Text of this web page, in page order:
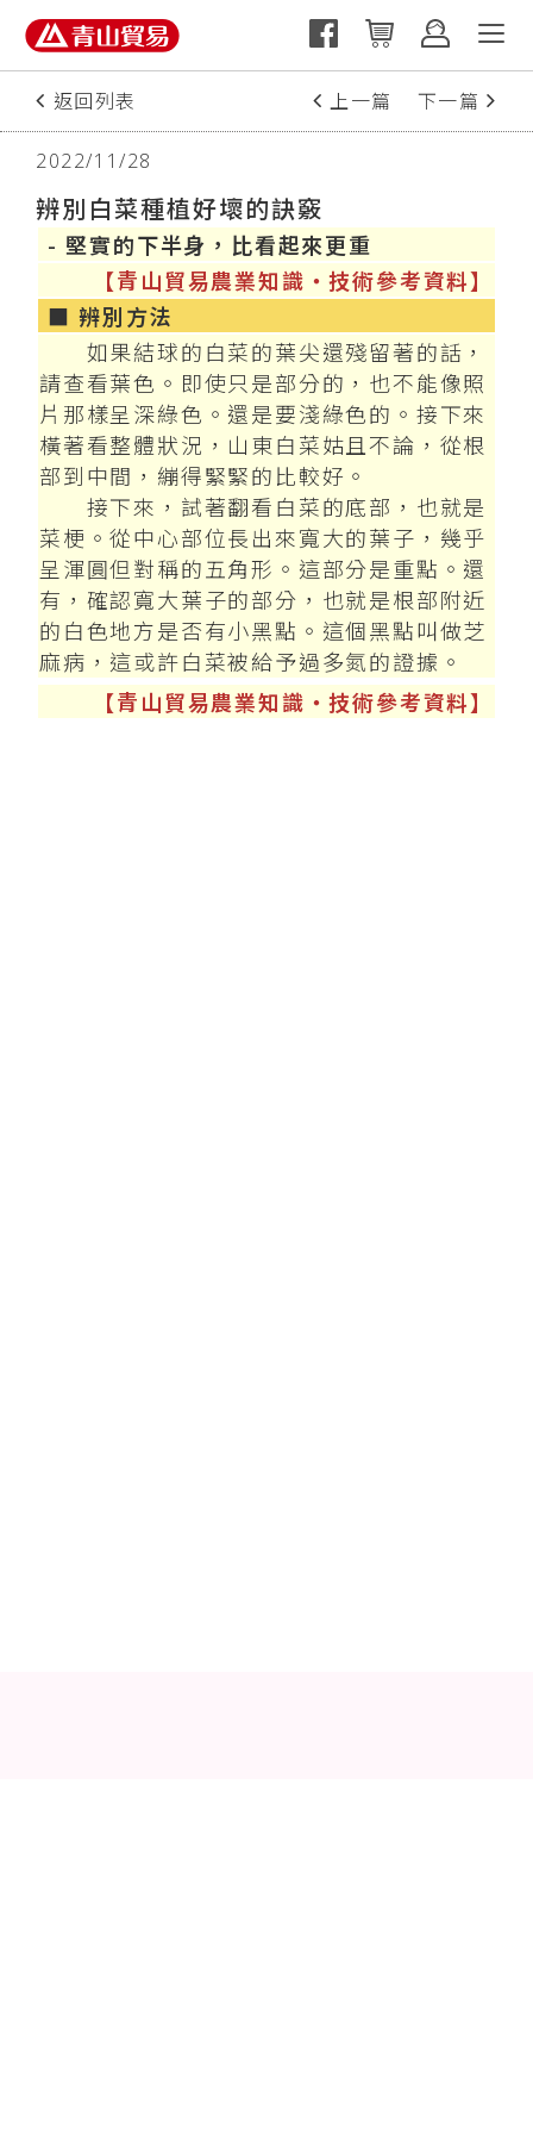
返回列表 上一篇 下一篇
2022/11/28
辨別白菜種植好壞的訣竅
- 堅實的下半身，比看起來更重
【青山貿易農業知識‧技術參考資料】
■ 辨別方法
如果結球的白菜的葉尖還殘留著的話，
請查看葉色。即使只是部分的，也不能像照
片那樣呈深綠色。還是要淺綠色的。接下來
橫著看整體狀況，山東白菜姑且不論，從根
部到中間，繃得緊緊的比較好。
接下來，試著翻看白菜的底部，也就是
菜梗。從中心部位長出來寬大的葉子，幾乎
呈渾圓但對稱的五角形。這部分是重點。還
有，確認寬大葉子的部分，也就是根部附近
的白色地方是否有小黑點。這個黑點叫做芝
麻病，這或許白菜被給予過多氮的證據。
【青山貿易農業知識‧技術參考資料】